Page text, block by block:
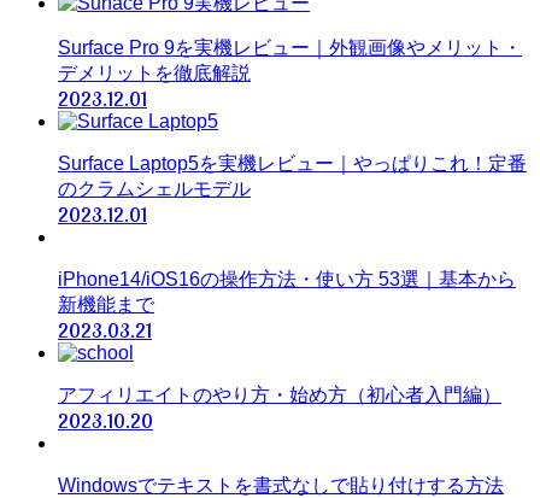
Surface Pro 9を実機レビュー｜外観画像やメリット・
デメリットを徹底解説
2023.12.01
Surface Laptop5を実機レビュー｜やっぱりこれ！定番
のクラムシェルモデル
2023.12.01
iPhone14/iOS16の操作方法・使い方 53選｜基本から
新機能まで
2023.03.21
アフィリエイトのやり方・始め方（初心者入門編）
2023.10.20
Windowsでテキストを書式なしで貼り付けする方法